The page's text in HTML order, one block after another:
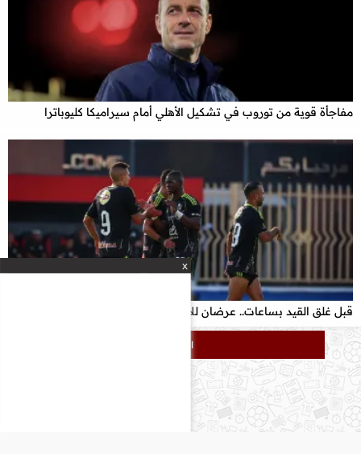
مفاجأة قوية من توروب في تشكيل الأهلي أمام سيراميكا كليوباترا
قبل غلق القيد بساعات.. عرضان للاعب الأهلي للرحيل عن الفريق
المزيد
x